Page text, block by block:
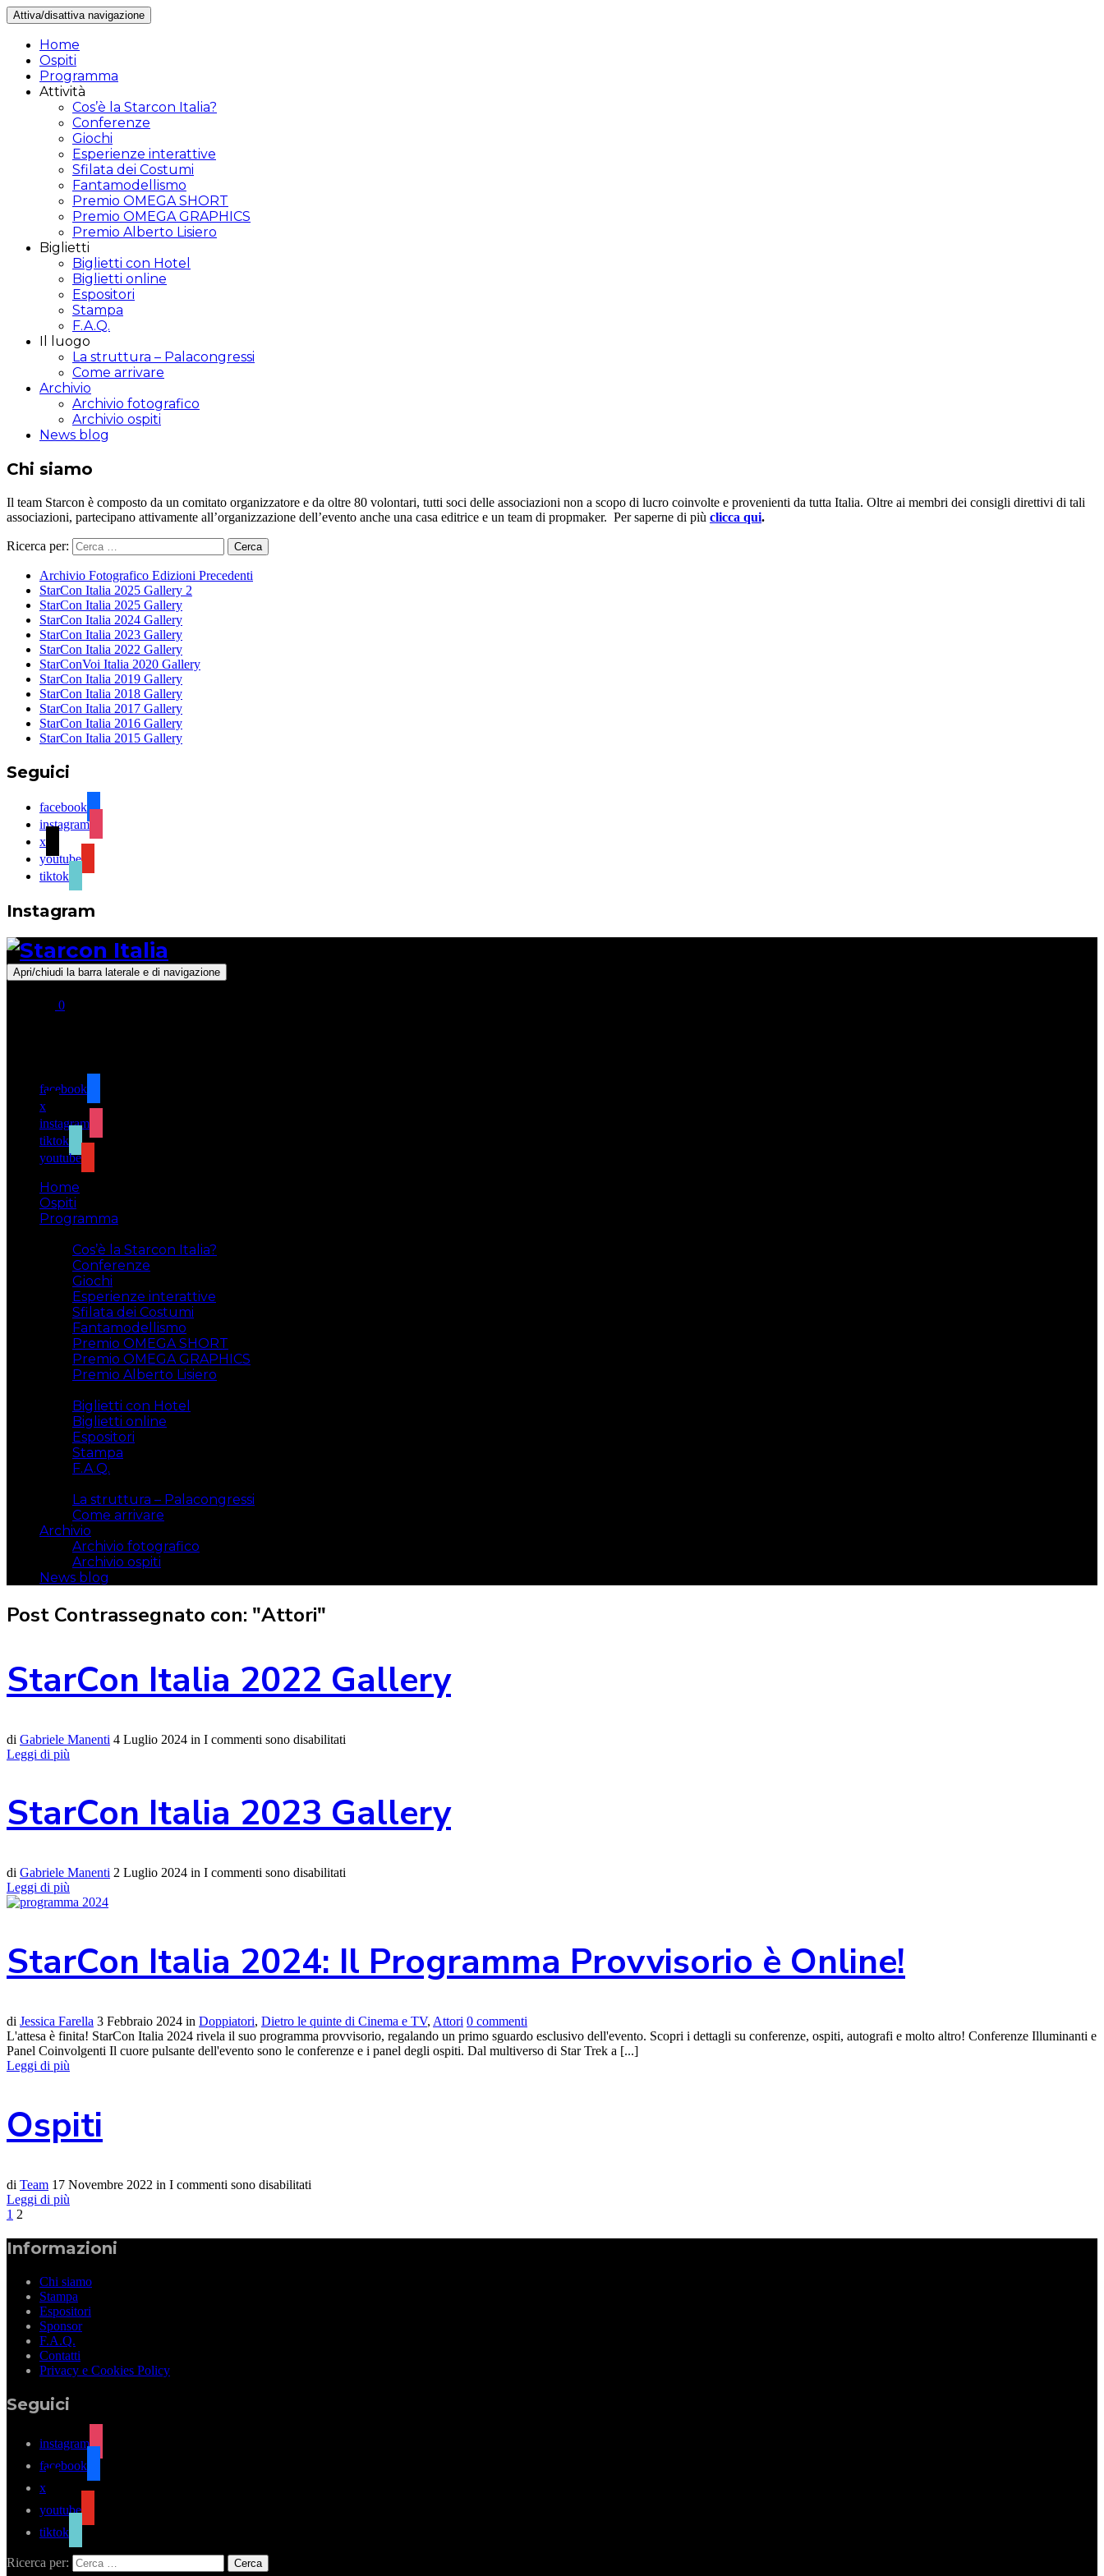
Attiva/disattiva navigazione
Home
Ospiti
Programma
Attività
Cos’è la Starcon Italia?
Conferenze
Giochi
Esperienze interattive
Sfilata dei Costumi
Fantamodellismo
Premio OMEGA SHORT
Premio OMEGA GRAPHICS
Premio Alberto Lisiero
Biglietti
Biglietti con Hotel
Biglietti online
Espositori
Stampa
F.A.Q.
Il luogo
La struttura – Palacongressi
Come arrivare
Archivio
Archivio fotografico
Archivio ospiti
News blog
Chi siamo
Il team Starcon è composto da un comitato organizzatore e da oltre 80 volontari, tutti soci delle associazioni non a scopo di lucro coinvolte e provenienti da tutta Italia. Oltre ai membri dei consigli direttivi di tali
associazioni, partecipano attivamente all’organizzazione dell’evento anche una casa editrice e un team di propmaker. Per saperne di più clicca qui.
Ricerca per:
Archivio Fotografico Edizioni Precedenti
StarCon Italia 2025 Gallery 2
StarCon Italia 2025 Gallery
StarCon Italia 2024 Gallery
StarCon Italia 2023 Gallery
StarCon Italia 2022 Gallery
StarConVoi Italia 2020 Gallery
StarCon Italia 2019 Gallery
StarCon Italia 2018 Gallery
StarCon Italia 2017 Gallery
StarCon Italia 2016 Gallery
StarCon Italia 2015 Gallery
Seguici
facebook
instagram
x
youtube
tiktok
Instagram
Apri/chiudi la barra laterale e di navigazione
0
facebook
x
instagram
tiktok
youtube
Home
Ospiti
Programma
Cos’è la Starcon Italia?
Conferenze
Giochi
Esperienze interattive
Sfilata dei Costumi
Fantamodellismo
Premio OMEGA SHORT
Premio OMEGA GRAPHICS
Premio Alberto Lisiero
Biglietti con Hotel
Biglietti online
Espositori
Stampa
F.A.Q.
La struttura – Palacongressi
Come arrivare
Archivio
Archivio fotografico
Archivio ospiti
News blog
Post Contrassegnato con: "Attori"
StarCon Italia 2022 Gallery
di Gabriele Manenti 4 Luglio 2024 in I commenti sono disabilitati
Leggi di più
StarCon Italia 2023 Gallery
di Gabriele Manenti 2 Luglio 2024 in I commenti sono disabilitati
Leggi di più
StarCon Italia 2024: Il Programma Provvisorio è Online!
di Jessica Farella 3 Febbraio 2024 in Doppiatori, Dietro le quinte di Cinema e TV, Attori 0 commenti
L'attesa è finita! StarCon Italia 2024 rivela il suo programma provvisorio, regalando un primo sguardo esclusivo dell'evento. Scopri i dettagli su conferenze, ospiti, autografi e molto altro! Conferenze Illuminanti e
Panel Coinvolgenti Il cuore pulsante dell'evento sono le conferenze e i panel degli ospiti. Dal multiverso di Star Trek a [...]
Leggi di più
Ospiti
di Team 17 Novembre 2022 in I commenti sono disabilitati
Leggi di più
1 2
Informazioni
Chi siamo
Stampa
Espositori
Sponsor
F.A.Q.
Contatti
Privacy e Cookies Policy
Seguici
instagram
facebook
x
youtube
tiktok
Ricerca per: